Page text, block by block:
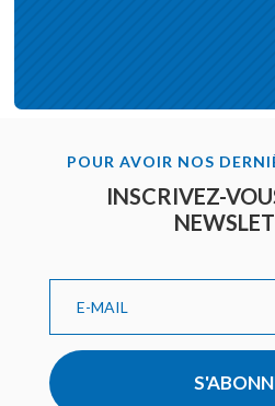
POUR AVOIR NOS
INSCRIVEZ-